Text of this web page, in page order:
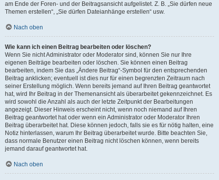
am Ende der Foren- und der Beitragsansicht aufgelistet. Z. B. „Sie dürfen neue
Themen erstellen“, „Sie dürfen Dateianhänge erstellen“ usw.
Nach oben
Wie kann ich einen Beitrag bearbeiten oder löschen?
Wenn Sie nicht Administrator oder Moderator sind, können Sie nur Ihre
eigenen Beiträge bearbeiten oder löschen. Sie können einen Beitrag
bearbeiten, indem Sie das „Ändere Beitrag“-Symbol für den entsprechenden
Beitrag anklicken; eventuell ist dies nur für einen begrenzten Zeitraum nach
seiner Erstellung möglich. Wenn bereits jemand auf Ihren Beitrag geantwortet
hat, wird Ihr Beitrag in der Themenansicht als überarbeitet gekennzeichnet. Es
wird sowohl die Anzahl als auch der letzte Zeitpunkt der Bearbeitungen
angezeigt. Dieser Hinweis erscheint nicht, wenn noch niemand auf Ihren
Beitrag geantwortet hat oder wenn ein Administrator oder Moderator Ihren
Beitrag überarbeitet hat. Diese können jedoch, falls sie es für nötig halten, eine
Notiz hinterlassen, warum Ihr Beitrag überarbeitet wurde. Bitte beachten Sie,
dass normale Benutzer einen Beitrag nicht löschen können, wenn bereits
jemand darauf geantwortet hat.
Nach oben